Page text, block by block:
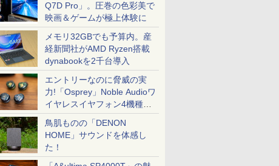
Q7D Pro」。圧巻の色彩美で
映画＆ゲームが極上体験に
メモリ32GBでも予算内。産
経新聞社がAMD Ryzen搭載
dynabookを2千台導入
エントリーなのに脅威の実
力!「Osprey」Noble Audioワ
イヤレスイヤフォン4機種を
一気に聴く
鳥肌ものの「DENON
HOME」サウンドを体感し
た！